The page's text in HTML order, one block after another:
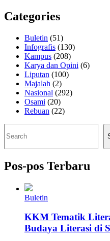
Categories
Buletin (51)
Infografis (130)
Kampus (208)
Karya dan Opini (6)
Liputan (100)
Majalah (2)
Nasional (292)
Osami (20)
Rebuan (22)
Pos-pos Terbaru
Buletin
KKM Tematik
Budaya Literasi di